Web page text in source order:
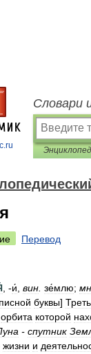
Словари
Перевод
, -и́ вин зе́млю; мн
буквы]
орбита которой
- спутник
жизни и